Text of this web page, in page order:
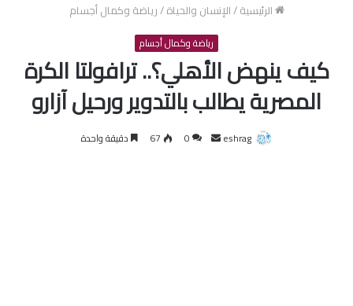
الرئيسية/الإنسان والحياة/رياضة وكمال أجسام
رياضة وكمال أجسام
كيف ينهض الأهلي؟.. ترافولتا الكرة
المصرية يطالب بالتدوير ورحيل آزارو
eshrag
أرسل 0
67 دقيقة واحدة